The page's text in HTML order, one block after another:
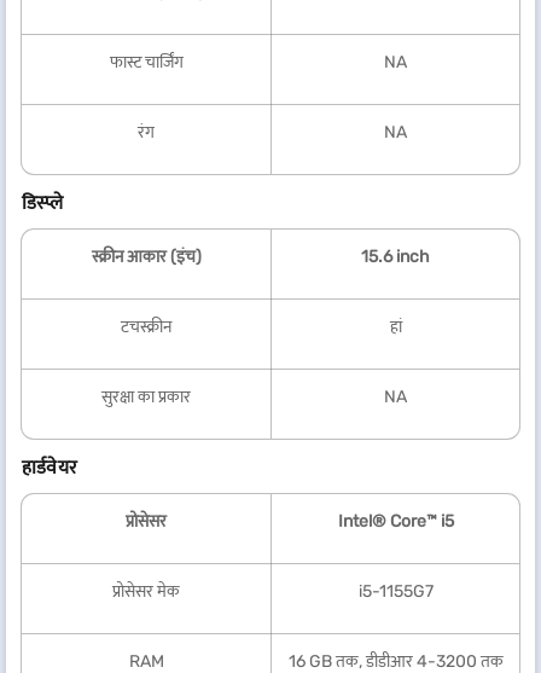
फास्ट चार्जिंग NA
रंग NA
डिस्प्ले
स्क्रीन आकार (इंच) 15.6 inch
टचस्क्रीन हां
सुरक्षा का प्रकार NA
हार्डवेयर
प्रोसेसर Intel® Core™ i5
प्रोसेसर मेक i5-1155G7
RAM 16 GB तक, डीडीआर 4-3200 तक